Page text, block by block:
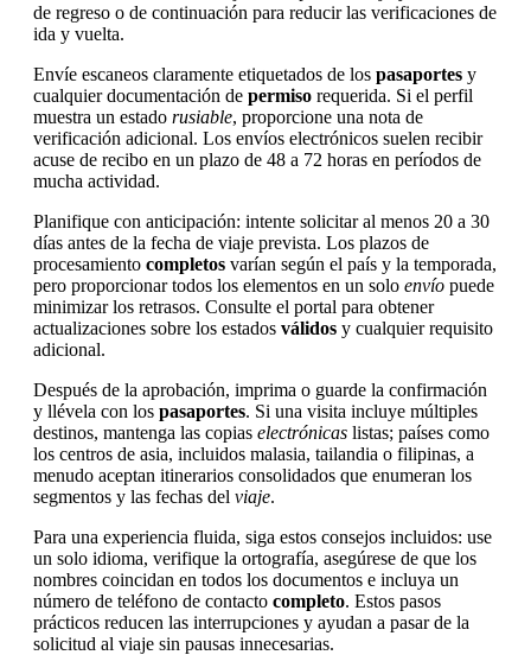
de regreso o de continuación para reducir las verificaciones de
ida y vuelta.
Envíe escaneos claramente etiquetados de los pasaportes y
cualquier documentación de permiso requerida. Si el perfil
muestra un estado rusiable, proporcione una nota de
verificación adicional. Los envíos electrónicos suelen recibir
acuse de recibo en un plazo de 48 a 72 horas en períodos de
mucha actividad.
Planifique con anticipación: intente solicitar al menos 20 a 30
días antes de la fecha de viaje prevista. Los plazos de
procesamiento completos varían según el país y la temporada,
pero proporcionar todos los elementos en un solo envío puede
minimizar los retrasos. Consulte el portal para obtener
actualizaciones sobre los estados válidos y cualquier requisito
adicional.
Después de la aprobación, imprima o guarde la confirmación
y llévela con los pasaportes. Si una visita incluye múltiples
destinos, mantenga las copias electrónicas listas; países como
los centros de asia, incluidos malasia, tailandia o filipinas, a
menudo aceptan itinerarios consolidados que enumeran los
segmentos y las fechas del viaje.
Para una experiencia fluida, siga estos consejos incluidos: use
un solo idioma, verifique la ortografía, asegúrese de que los
nombres coincidan en todos los documentos e incluya un
número de teléfono de contacto completo. Estos pasos
prácticos reducen las interrupciones y ayudan a pasar de la
solicitud al viaje sin pausas innecesarias.